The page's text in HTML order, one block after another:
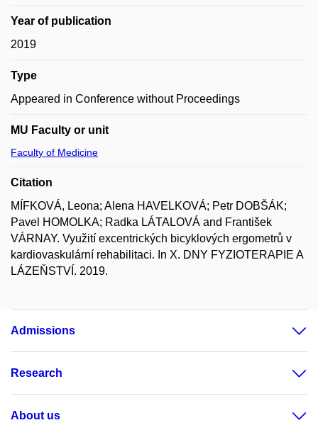
Year of publication
2019
Type
Appeared in Conference without Proceedings
MU Faculty or unit
Faculty of Medicine
Citation
MÍFKOVÁ, Leona; Alena HAVELKOVÁ; Petr DOBŠÁK;
Pavel HOMOLKA; Radka LÁTALOVÁ and František
VÁRNAY. Využití excentrických bicyklových ergometrů v
kardiovaskulární rehabilitaci. In X. DNY FYZIOTERAPIE A
LÁZEŇSTVÍ. 2019.
Admissions
Research
About us